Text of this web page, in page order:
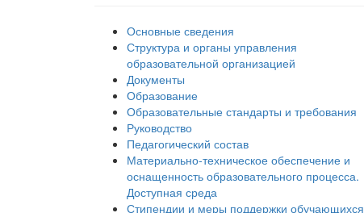
Основные сведения
Структура и органы управления
образовательной организацией
Документы
Образование
Образовательные стандарты и требования
Руководство
Педагогический состав
Материально-техническое обеспечение и
оснащенность образовательного процесса.
Доступная среда
Стипендии и меры поддержки обучающихся